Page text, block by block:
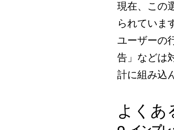
現在、この
られていま
ユーザーの
告」などは
計に組み込
よくあ